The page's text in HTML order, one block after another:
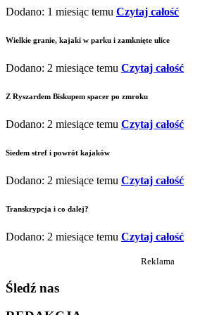
Dodano: 1 miesiąc temu Czytaj całość
Wielkie granie, kajaki w parku i zamknięte ulice
Dodano: 2 miesiące temu Czytaj całość
Z Ryszardem Biskupem spacer po zmroku
Dodano: 2 miesiące temu Czytaj całość
Siedem stref i powrót kajaków
Dodano: 2 miesiące temu Czytaj całość
Transkrypcja i co dalej?
Dodano: 2 miesiące temu Czytaj całość
Reklama
Śledź nas